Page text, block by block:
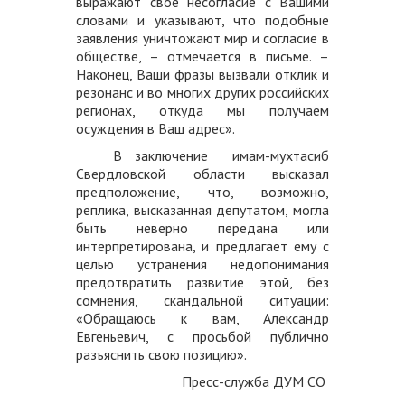
словами и указывают, что подобные
заявления уничтожают мир и согласие в
обществе, – отмечается в письме. –
Наконец, Ваши фразы вызвали отклик и
резонанс и во многих других российских
регионах, откуда мы получаем
осуждения в Ваш адрес».
В заключение имам-мухтасиб
Свердловской области высказал
предположение, что, возможно,
реплика, высказанная депутатом, могла
быть неверно передана или
интерпретирована, и предлагает ему с
целью устранения недопонимания
предотвратить развитие этой, без
сомнения, скандальной ситуации:
«Обращаюсь к вам, Александр
Евгеньевич, с просьбой публично
разъяснить свою позицию».
Пресс-служба ДУМ СО